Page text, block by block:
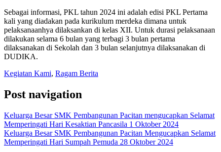
Sebagai informasi, PKL tahun 2024 ini adalah edisi PKL Pertama
kali yang diadakan pada kurikulum merdeka dimana untuk
pelaksanaanhya dilaksankan di kelas XII. Untuk durasi pelaksanaan
dilakukan selama 6 bulan yang terbagi 3 bulan pertama
dilaksanakan di Sekolah dan 3 bulan selanjutnya dilaksanakan di
DUDIKA.
Kegiatan Kami, Ragam Berita
Post navigation
Keluarga Besar SMK Pembangunan Pacitan mengucapkan Selamat
Memperingati Hari Kesaktian Pancasila 1 Oktober 2024
Keluarga Besar SMK Pembangunan Pacitan Mengucapkan Selamat
Memperingati Hari Sumpah Pemuda 28 Oktober 2024